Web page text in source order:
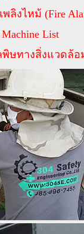
ลิงไหม้ (Fire
List
พิษทางสิ่งแวดล้อ